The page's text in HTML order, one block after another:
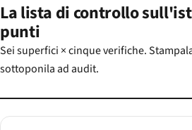
La lista di controllo
punti
Sei superfici × cinque verifiche.
sottoponila ad audit.